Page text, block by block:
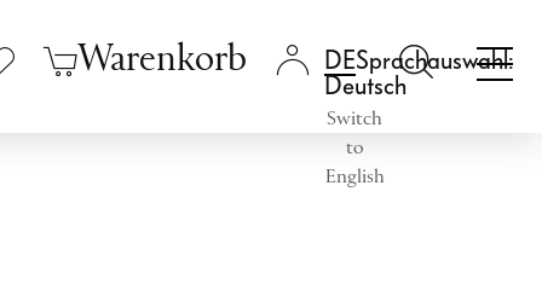
Warenkorb
Sprachauswahl:
Deutsch
Switch
to
English